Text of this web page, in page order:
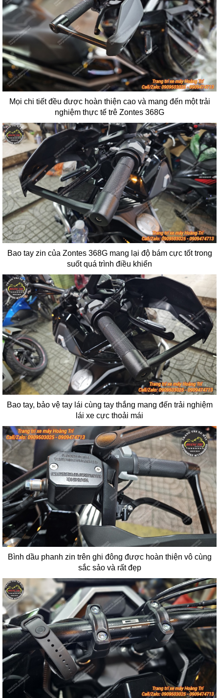
Mọi chi tiết đều được hoàn thiện cao và mang đến một trải
nghiệm thực tế trê Zontes 368G
Bao tay zin của Zontes 368G mang lại độ bám cực tốt trong
suốt quá trình điều khiển
Bao tay, bảo vệ tay lái cùng tay thắng mang đến trải nghiệm
lái xe cực thoải mái
Bình dầu phanh zin trên ghi đông được hoàn thiện vô cùng
sắc sảo và rất đẹp